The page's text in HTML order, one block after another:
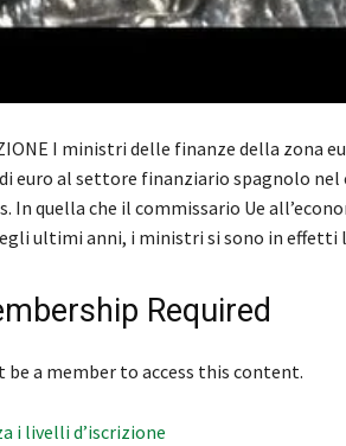
I ministri delle finanze della zona
euro al settore finanziario spagnolo nel
In quella che il commissario Ue
ultimi anni, i ministri si sono in
Required
be a member to access this content.
i livelli d’iscrizione